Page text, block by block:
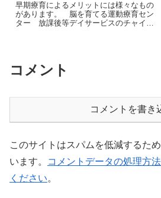
早期療育によるメリットには様々なもの
があります。 脳を育てる運動療育セン
ター 放課後等デイサービスのチャイル
コメント
コメントを書き
このサイトはスパムを低減するた
います。
コメントデータの処理方
ください。